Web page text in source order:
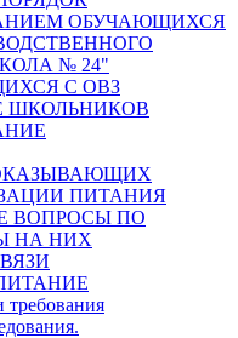
ОБУЧАЮЩИХСЯ
№ 24"
С ОВЗ
ШКОЛЬНИКОВ
ПИТАНИЯ
ВОПРОСЫ ПО
НА НИХ
требования